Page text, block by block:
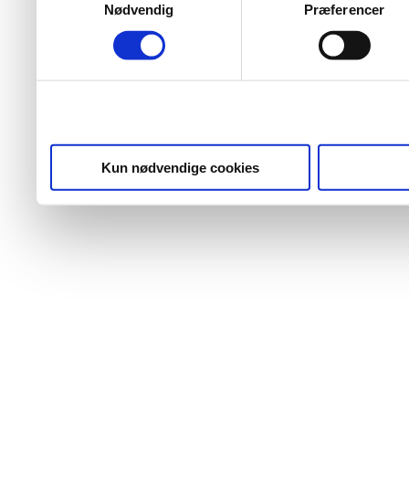
Nødvendig
Præferencer
Kun nødvendige cookies